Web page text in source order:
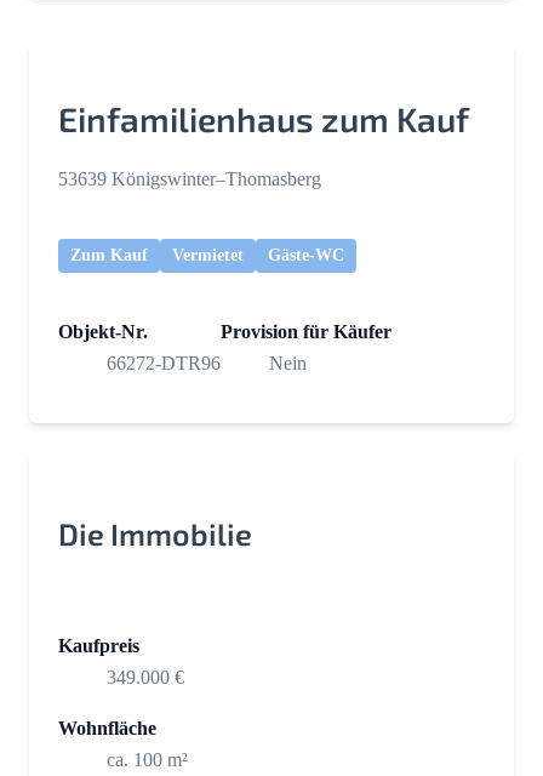
Einfamilienhaus zum Kauf
53639 Königswinter–Thomasberg
Zum Kauf Vermietet Gäste-WC
Objekt-Nr.
66272-DTR96
Provision für Käufer
Nein
Die Immobilie
Kaufpreis
349.000 €
Wohnfläche
ca. 100 m²